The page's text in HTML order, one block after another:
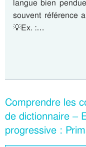
langue bien
souvent référence
💡Ex. :…
Comprendre les
de dictionnaire –
progressive :